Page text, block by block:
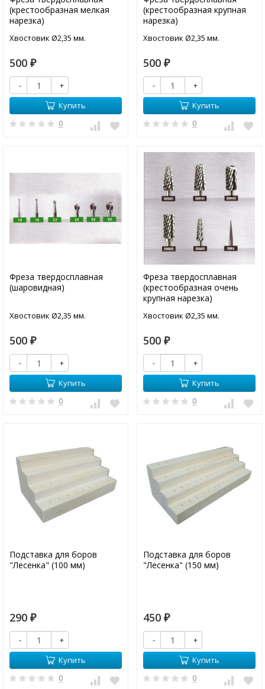
(крестообразная мелкая
нарезка)
Хвостовик Ø2,35 мм.
500 ₽
-
+
Купить
0
(крестообразная крупная
нарезка)
Хвостовик Ø2,35 мм.
500 ₽
-
+
Купить
0
Фреза твердосплавная
(шаровидная)
Хвостовик Ø2,35 мм.
500 ₽
-
+
Купить
0
Фреза твердосплавная
(крестообразная очень
крупная нарезка)
Хвостовик Ø2,35 мм.
500 ₽
-
+
Купить
0
Подставка для боров
"Лесенка" (100 мм)
290 ₽
-
+
Купить
0
Подставка для боров
"Лесенка" (150 мм)
450 ₽
-
+
Купить
0